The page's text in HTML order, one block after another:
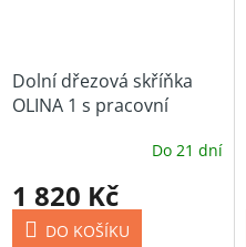
Dolní dřezová skříňka
OLINA 1 s pracovní
Do 21 dní
1 820 Kč
DO KOŠÍKU